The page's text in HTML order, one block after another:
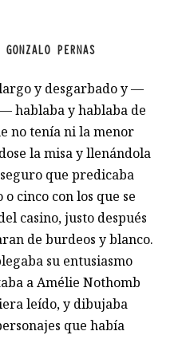
GONZALO PERNAS
y desgarbado y —
hablaba y hablaba de
no tenía ni la menor
la misa y llenándola
que predicaba
cinco con los que se
casino, justo después
de burdeos y blanco.
su entusiasmo
a Amélie Nothomb
leído, y dibujaba
que había